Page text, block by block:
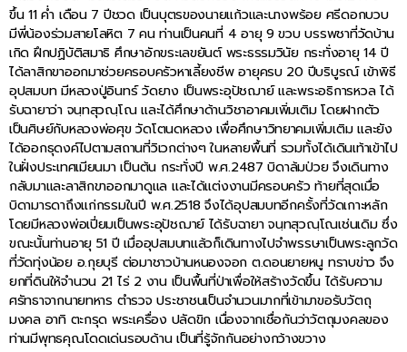
ขึ้น 11 ค่ำ เดือน 7 ปีชวด เป็นบุตรของนายแก้วและนางพร้อย ศรีดอกบวบ
มีพี่น้องร่วมสายโลหิต 7 คน ท่านเป็นคนที่ 4 อายุ 9 ขวบ บรรพชาที่วัดบ้าน
เกิด ฝึกปฏิบัติสมาธิ ศึกษาอักขระเลขยันต์ พระธรรมวินัย กระทั่งอายุ 14 ปี
ได้ลาสิกขาออกมาช่วยครอบครัวหาเลี้ยงชีพ อายุครบ 20 ปีบริบูรณ์ เข้าพิธี
อุปสมบท มีหลวงปู่อินทร์ วัดยาง เป็นพระอุปัชฌาย์ และพระอธิการหวล ได้
รับฉายาว่า จนฺทสุวณฺโณ และได้ศึกษาด้านวิชาอาคมเพิ่มเติม โดยฝากตัว
เป็นศิษย์กับหลวงพ่อศุข วัดโตนดหลวง เพื่อศึกษาวิทยาคมเพิ่มเติม และยัง
ได้ออกธุดงค์ไปตามสถานที่วิเวกต่างๆ ในหลายพื้นที่ รวมทั้งได้เดินเท้าเข้าไป
ในฝั่งประเทศเมียนมา เป็นต้น กระทั่งปี พ.ศ.2487 บิดาล้มป่วย จึงเดินทาง
กลับมาและลาสิกขาออกมาดูแล และได้แต่งงานมีครอบครัว ท้ายที่สุดเมื่อ
บิดามารดาถึงแก่กรรมในปี พ.ศ.2518 จึงได้อุปสมบทอีกครั้งที่วัดเกาะหลัก
โดยมีหลวงพ่อเปี่ยมเป็นพระอุปัชฌาย์ ได้รับฉายา จนฺทสุวณฺโณเช่นเดิม ซึ่ง
ขณะนั้นท่านอายุ 51 ปี เมื่ออุปสมบทแล้วก็เดินทางไปจำพรรษาเป็นพระลูกวัด
ที่วัดทุ่งน้อย อ.กุยบุรี ต่อมาชาวบ้านหนองจอก ต.ดอนยายหนู ทราบข่าว จึง
ยกที่ดินให้จำนวน 21 ไร่ 2 งาน เป็นพื้นที่ป่าเพื่อให้สร้างวัดขึ้น ได้รับความ
ศรัทธาจากนายทหาร ตำรวจ ประชาชนเป็นจำนวนมากที่เข้ามาขอรับวัตถุ
มงคล อาทิ ตะกรุด พระเครื่อง ปลัดขิก เนื่องจากเชื่อกันว่าวัตถุมงคลของ
ท่านมีพุทธคุณโดดเด่นรอบด้าน เป็นที่รู้จักกันอย่างกว้างขวาง